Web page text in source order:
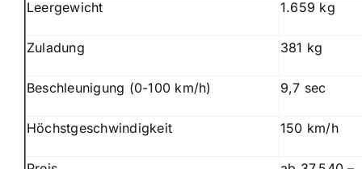
Leergewicht 1.659 kg
Zuladung 381 kg
Beschleunigung (0-100 km/h) 9,7 sec
Höchstgeschwindigkeit 150 km/h